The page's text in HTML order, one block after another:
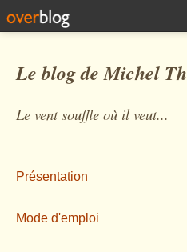
Le blog de Michel
Le vent souffle où il veut...
Présentation
Mode d'emploi